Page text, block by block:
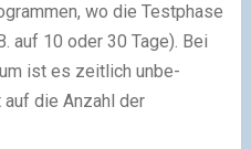
wo die Testphase
auf 10 oder 30 Tage). Bei
ist es zeitlich un­be­
die Anzahl der